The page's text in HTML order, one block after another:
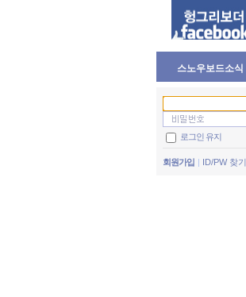
스노우보드소식
로그인 유지
회원가입 ID/PW 찾기